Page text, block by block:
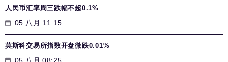
人民币汇率周三跌幅不超0.1%
05 八月 11:15
莫斯科交易所指数开盘微跌0.01%